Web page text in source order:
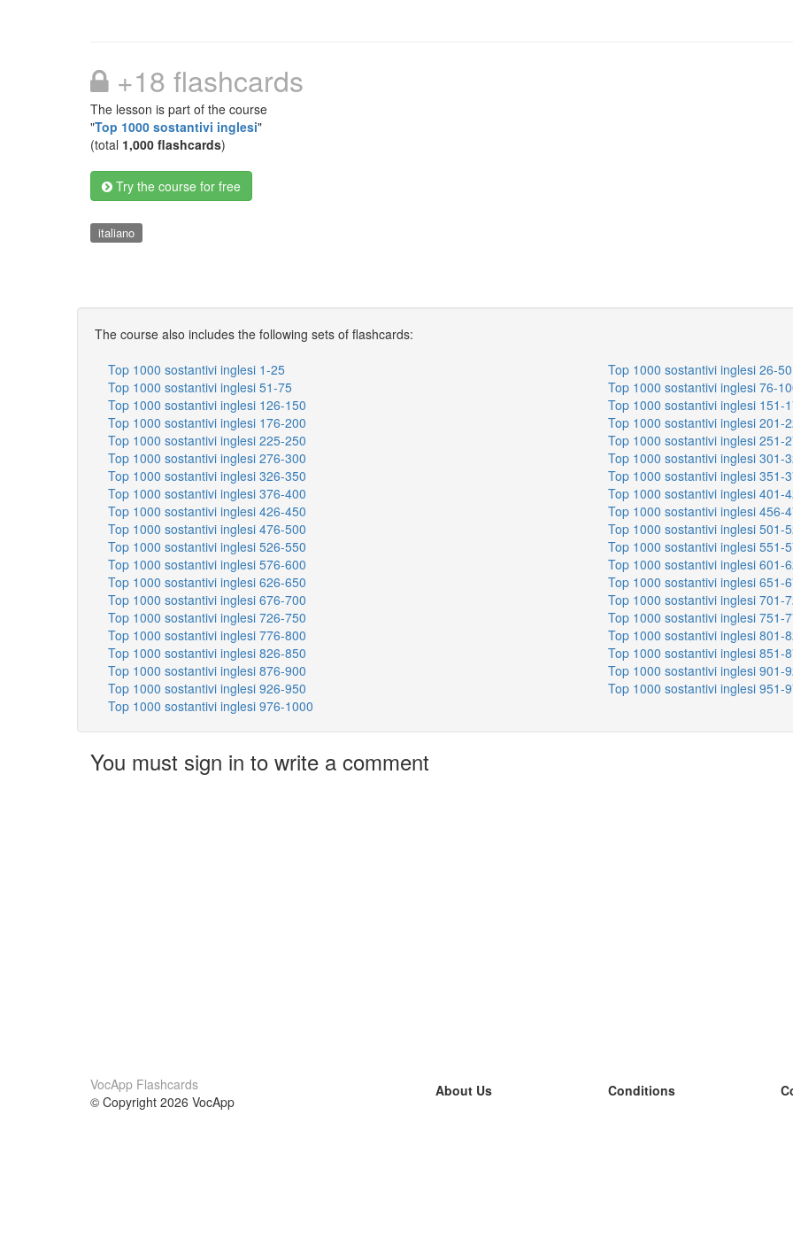
+18 flashcards
The lesson is part of the course
"Top 1000 sostantivi inglesi"
(total 1,000 flashcards)
Try the course for free
italiano
The course also includes the following sets of flashcards:
Top 1000 sostantivi inglesi 1-25
Top 1000 sostantivi inglesi 26-50
Top 1000 sostantivi inglesi 51-75
Top 1000 sostantivi inglesi 76-
Top 1000 sostantivi inglesi 126-150
Top 1000 sostantivi inglesi 151-
Top 1000 sostantivi inglesi 176-200
Top 1000 sostantivi inglesi 201-
Top 1000 sostantivi inglesi 225-250
Top 1000 sostantivi inglesi 251-
Top 1000 sostantivi inglesi 276-300
Top 1000 sostantivi inglesi 301-
Top 1000 sostantivi inglesi 326-350
Top 1000 sostantivi inglesi 351-
Top 1000 sostantivi inglesi 376-400
Top 1000 sostantivi inglesi 401-
Top 1000 sostantivi inglesi 426-450
Top 1000 sostantivi inglesi 456-
Top 1000 sostantivi inglesi 476-500
Top 1000 sostantivi inglesi 501-
Top 1000 sostantivi inglesi 526-550
Top 1000 sostantivi inglesi 551-
Top 1000 sostantivi inglesi 576-600
Top 1000 sostantivi inglesi 601-
Top 1000 sostantivi inglesi 626-650
Top 1000 sostantivi inglesi 651-
Top 1000 sostantivi inglesi 676-700
Top 1000 sostantivi inglesi 701-
Top 1000 sostantivi inglesi 726-750
Top 1000 sostantivi inglesi 751-
Top 1000 sostantivi inglesi 776-800
Top 1000 sostantivi inglesi 801-
Top 1000 sostantivi inglesi 826-850
Top 1000 sostantivi inglesi 851-
Top 1000 sostantivi inglesi 876-900
Top 1000 sostantivi inglesi 901-
Top 1000 sostantivi inglesi 926-950
Top 1000 sostantivi inglesi 951-
Top 1000 sostantivi inglesi 976-1000
You must sign in to write a comment
VocApp Flashcards
© Copyright 2026 VocApp
About Us
Conditions